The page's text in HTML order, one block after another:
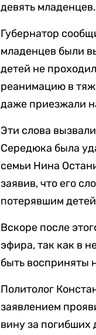
девять младенцев.
Губернатор
младенцев были
детей не
реанимацию в
даже приезжали
Эти слова
Середюка была
семьи Нина
заявив, что его
потерявшим
Вскоре после
эфира, так как в
быть восприняты
Политолог
заявлением
вину за погибших